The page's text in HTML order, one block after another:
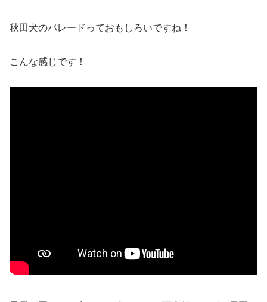
秋田犬のパレードっておもしろいですね！
こんな感じです！